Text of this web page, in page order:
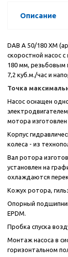
Описание
DAB A 50/180 XM
скоростной насос
180 мм, резьбовым
7,2 куб.м./час и
Точка
Насос оснащен
мотора
Корпус
колеса - из
Вал ротора
установлен на
охлаждаются
Кожух ротора,
Опорный
EPDM.
Пробка спуска
Монтаж насоса в
горизонтальном